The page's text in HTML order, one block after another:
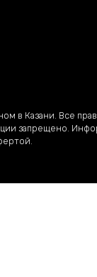
в Казани. Все
запрещено.